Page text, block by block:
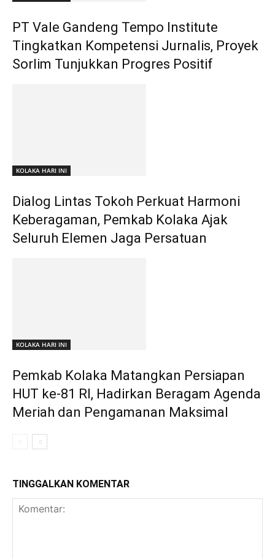
PT Vale Gandeng Tempo Institute
Tingkatkan Kompetensi Jurnalis, Proyek
Sorlim Tunjukkan Progres Positif
KOLAKA HARI INI
Dialog Lintas Tokoh Perkuat Harmoni
Keberagaman, Pemkab Kolaka Ajak
Seluruh Elemen Jaga Persatuan
KOLAKA HARI INI
Pemkab Kolaka Matangkan Persiapan
HUT ke-81 RI, Hadirkan Beragam Agenda
Meriah dan Pengamanan Maksimal
TINGGALKAN KOMENTAR